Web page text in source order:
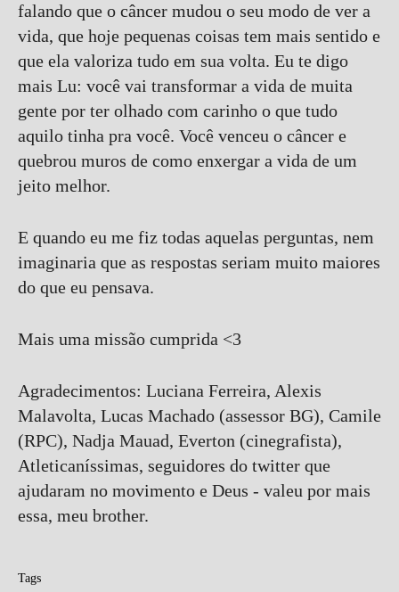
falando que o câncer mudou o seu modo de ver a
vida, que hoje pequenas coisas tem mais sentido e
que ela valoriza tudo em sua volta. Eu te digo
mais Lu: você vai transformar a vida de muita
gente por ter olhado com carinho o que tudo
aquilo tinha pra você. Você venceu o câncer e
quebrou muros de como enxergar a vida de um
jeito melhor.
E quando eu me fiz todas aquelas perguntas, nem
imaginaria que as respostas seriam muito maiores
do que eu pensava.
Mais uma missão cumprida <3
Agradecimentos: Luciana Ferreira, Alexis
Malavolta, Lucas Machado (assessor BG), Camile
(RPC), Nadja Mauad, Everton (cinegrafista),
Atleticaníssimas, seguidores do twitter que
ajudaram no movimento e Deus - valeu por mais
essa, meu brother.
Tags